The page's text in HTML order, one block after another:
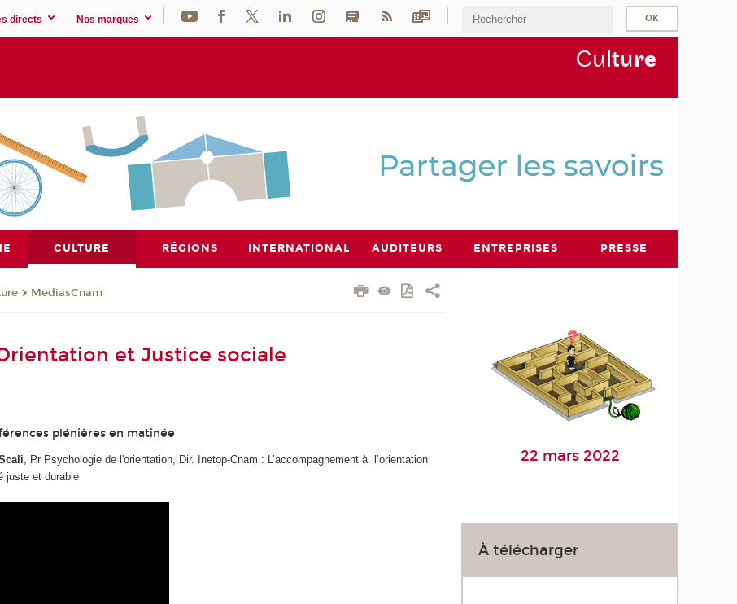
directs Nos marques
Culture
CULTURE RÉGIONS INTERNATIONAL AUDITEURS ENTREPRISES PRESSE
MediasCnam
et Justice sociale
plénières en matinée
, Pr Psychologie de l'orientation, Dir. Inetop-Cnam : L’accompagnement à l’orientation
juste et durable
22 mars 2022
À télécharger